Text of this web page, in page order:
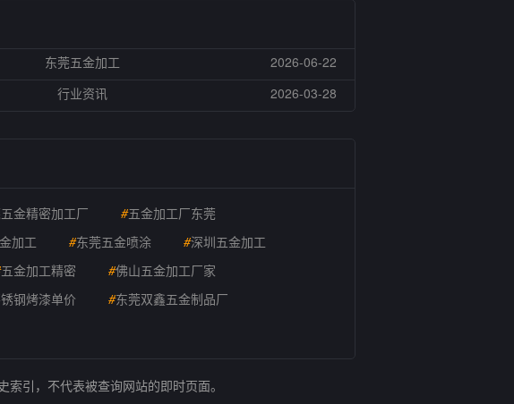
东莞五金加工
2026-06-22
行业资讯 2026-03-28
金精密加工厂 #五金加工厂东莞
加工 #东莞五金喷涂 #深圳五金加工
五金加工精密 #佛山五金加工厂家
钢烤漆单价 #东莞双鑫五金制品厂
引，不代表被查询网站的即时页面。